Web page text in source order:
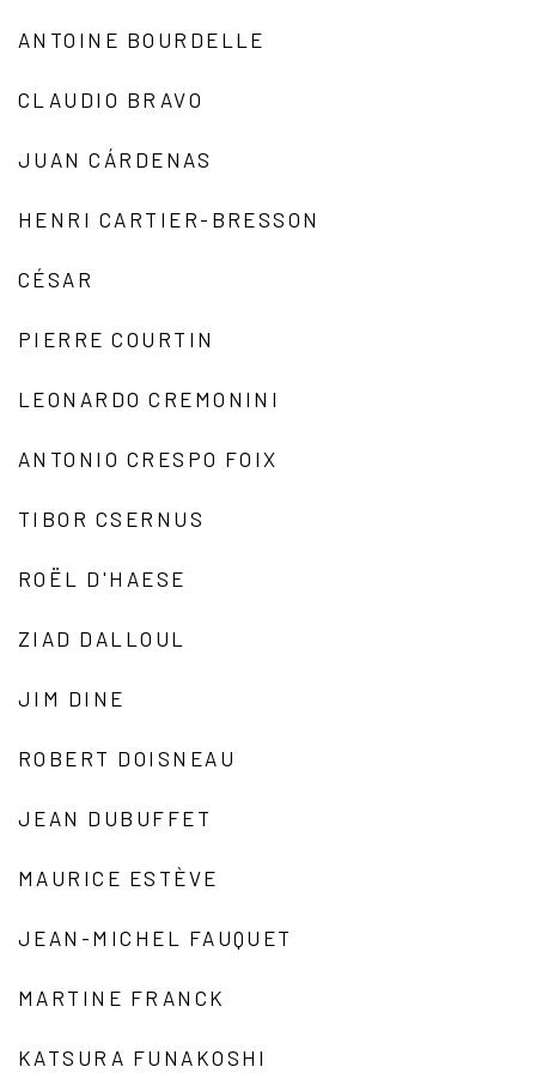
ANTOINE BOURDELLE
CLAUDIO BRAVO
JUAN CÁRDENAS
HENRI CARTIER-BRESSON
CÉSAR
PIERRE COURTIN
LEONARDO CREMONINI
ANTONIO CRESPO FOIX
TIBOR CSERNUS
ROËL D'HAESE
ZIAD DALLOUL
JIM DINE
ROBERT DOISNEAU
JEAN DUBUFFET
MAURICE ESTÈVE
JEAN-MICHEL FAUQUET
MARTINE FRANCK
KATSURA FUNAKOSHI